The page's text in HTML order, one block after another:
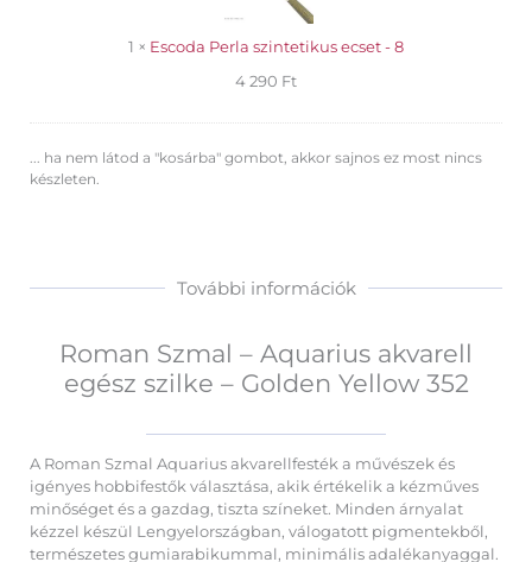
1 × Escoda Perla szintetikus ecset - 8
4 290 Ft
... ha nem látod a "kosárba" gombot, akkor sajnos ez most nincs
készleten.
További információk
Roman Szmal – Aquarius akvarell
egész szilke – Golden Yellow 352
A Roman Szmal Aquarius akvarellfesték a művészek és
igényes hobbifestők választása, akik értékelik a kézműves
minőséget és a gazdag, tiszta színeket. Minden árnyalat
kézzel készül Lengyelországban, válogatott pigmentekből,
természetes gumiarabikummal, minimális adalékanyaggal.